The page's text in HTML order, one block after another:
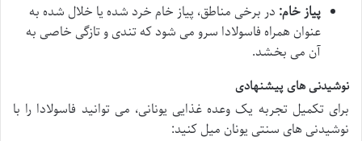
پیاز خام: در برخی مناطق، پیاز خام خرد شده یا خلال شده به
عنوان همراه فاسولادا سرو می شود که تندی و تازگی خاصی به
آن می بخشد.
نوشیدنی های پیشنهادی
برای تکمیل تجربه یک وعده غذایی یونانی، می توانید فاسولادا را با
نوشیدنی های سنتی یونان میل کنید: